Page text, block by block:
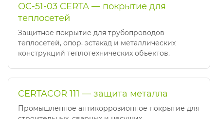
ОС-51-03 CERTA — покрытие для
теплосетей
Защитное покрытие для трубопроводов
теплосетей, опор, эстакад и металлических
конструкций теплотехнических объектов.
CERTACOR 111 — защита металла
Промышленное антикоррозионное покрытие для